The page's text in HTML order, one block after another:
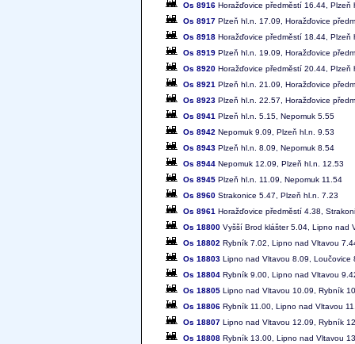
Os 8916 Horažďovice předměstí 16.44, Plzeň
Os 8917 Plzeň hl.n. 17.09, Horažďovice
Os 8918 Horažďovice předměstí 18.44, Plzeň
Os 8919 Plzeň hl.n. 19.09, Horažďovice
Os 8920 Horažďovice předměstí 20.44, Plzeň
Os 8921 Plzeň hl.n. 21.09, Horažďovice
Os 8923 Plzeň hl.n. 22.57, Horažďovice
Os 8941 Plzeň hl.n. 5.15, Nepomuk 5.55
Os 8942 Nepomuk 9.09, Plzeň hl.n. 9.53
Os 8943 Plzeň hl.n. 8.09, Nepomuk 8.54
Os 8944 Nepomuk 12.09, Plzeň hl.n. 12.53
Os 8945 Plzeň hl.n. 11.09, Nepomuk 11.54
Os 8960 Strakonice 5.47, Plzeň hl.n. 7.23
Os 8961 Horažďovice předměstí 4.38,
Os 18800 Vyšší Brod klášter 5.04, Lipno nad
Os 18802 Rybník 7.02, Lipno nad Vltavou
Os 18803 Lipno nad Vltavou 8.09, Loučovice
Os 18804 Rybník 9.00, Lipno nad Vltavou
Os 18805 Lipno nad Vltavou 10.09, Rybník
Os 18806 Rybník 11.00, Lipno nad Vltavou
Os 18807 Lipno nad Vltavou 12.09, Rybník
Os 18808 Rybník 13.00, Lipno nad Vltavou